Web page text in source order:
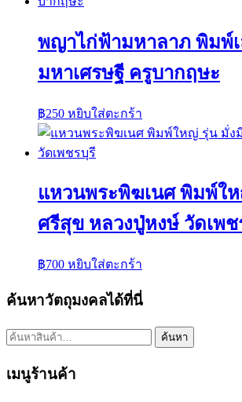
พญาไก่ฟ้ามหาลาภ พิมพ์เ
มหาเศรษฐี ครูบากฤษะ
฿250 หยิบใส่ตะกร้า
แหวนพระพิฆเนศ พิมพ์ใ
ศรีสุข หลวงปู่หงษ์ วัดเพช
฿700 หยิบใส่ตะกร้า
ค้นหาวัตถุมงคลได้ที่นี่
ค้นหา: ค้นหา
เมนูร้านค้า